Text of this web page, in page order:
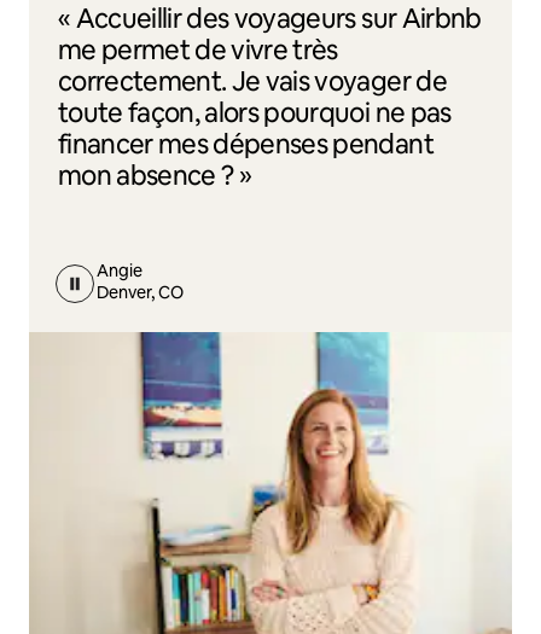
« Accueillir des voyageurs sur Airbnb
me permet de vivre très
correctement. Je vais voyager de
toute façon, alors pourquoi ne pas
financer mes dépenses pendant
mon absence ? »
Angie
Denver, CO